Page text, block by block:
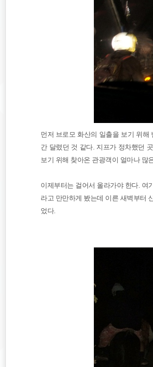
먼저 브로모 화산의 일출을 보기 위
간 달렸던 것 같다. 지프가 정차했던
보기 위해 찾아온 관광객이 얼마나 많
이제부터는 걸어서 올라가야 한다. 여
라고 만만하게 봤는데 이른 새벽부터
었다.